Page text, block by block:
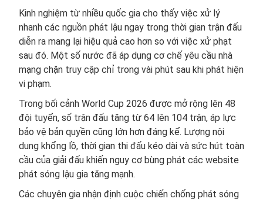
Kinh nghiệm từ nhiều quốc gia cho thấy việc xử lý
nhanh các nguồn phát lậu ngay trong thời gian trận đấu
diễn ra mang lại hiệu quả cao hơn so với việc xử phạt
sau đó. Một số nước đã áp dụng cơ chế yêu cầu nhà
mạng chặn truy cập chỉ trong vài phút sau khi phát hiện
vi phạm.
Trong bối cảnh World Cup 2026 được mở rộng lên 48
đội tuyển, số trận đấu tăng từ 64 lên 104 trận, áp lực
bảo vệ bản quyền cũng lớn hơn đáng kể. Lượng nội
dung khổng lồ, thời gian thi đấu kéo dài và sức hút toàn
cầu của giải đấu khiến nguy cơ bùng phát các website
phát sóng lậu gia tăng mạnh.
Các chuyên gia nhận định cuộc chiến chống phát sóng